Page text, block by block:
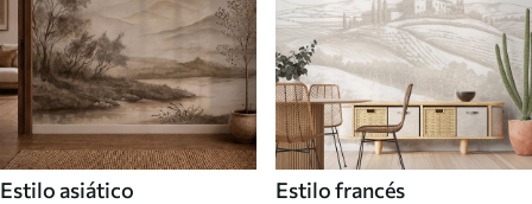
Estilo asiático Estilo francés